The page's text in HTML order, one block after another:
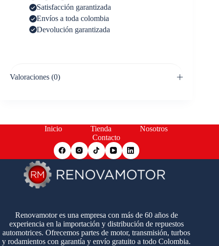
Satisfacción garantizada
Envíos a toda colombia
Devolución garantizada
Valoraciones (0)
Inicio Tienda
Nosotros
Contacto
Renovamotor es una empresa con más de 60 años de
experiencia en la importación y distribución de repuestos
automotrices. Ofrecemos partes de motor, transmisión, turbos
y rodamientos con garantía y envío gratuito a todo Colombia.